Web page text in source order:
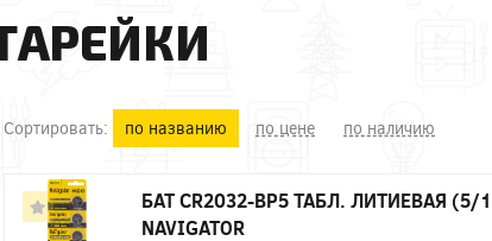
Сортировать: по названию по цене по наличию
БАТ CR2032-BP5 ТАБЛ. ЛИТИЕВАЯ (5/
NAVIGATOR